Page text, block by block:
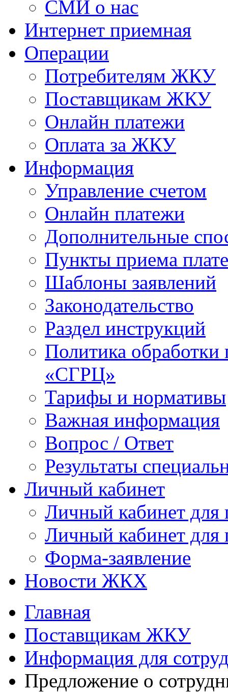
СМИ о нас
Интернет приемная
Операции
Потребителям ЖКУ
Поставщикам ЖКУ
Онлайн платежи
Оплата за ЖКУ
Информация
Управление счетом
Онлайн платежи
Дополнительные
Пункты приема
Шаблоны заявлений
Законодательство
Раздел инструкций
Политика
«СГРЦ»
Тарифы и нормативы
Важная информация
Вопрос / Ответ
Результаты
Личный кабинет
Личный кабинет
Личный кабинет
Форма-заявление
Новости ЖКХ
Главная
Поставщикам ЖКУ
Информация для
Предложение о